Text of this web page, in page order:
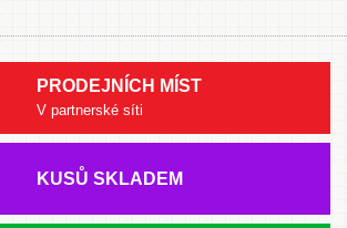
PRODEJNÍCH MÍST
V partnerské síti
KUSŮ SKLADEM